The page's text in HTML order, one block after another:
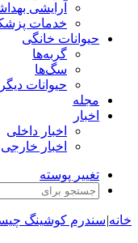
آرایشی
خدمات
حیوانات خانگی
گربه‌ها
سگ‌ها
حیوانات دیگر
مجله
اخبار
اخبار داخلی
اخبار خارجی
تغییر پوسته
خانه|سندرم کوشینگ